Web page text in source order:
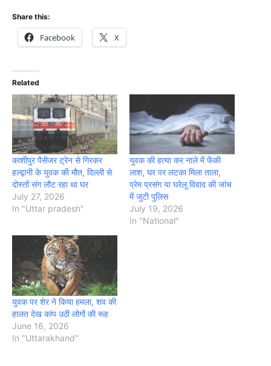
Share this:
Facebook X
Related
काशीपुर पैसेंजर ट्रेन से गिरकर
हल्द्वानी के युवक की मौत, दिल्ली से
दोस्तों संग लौट रहा था घर
July 27, 2026
In "Uttar pradesh"
युवक की हत्या कर नाले में फेंकी
लाश, घर पर लटका मिला ताला,
प्रेम प्रसंग या घरेलू विवाद की जांच
में जुटी पुलिस
July 19, 2026
In "National"
युवक पर शेर ने किया हमला, शव की
हालत देख कांप उठी लोगों की रूह
June 16, 2026
In "Uttarakhand"